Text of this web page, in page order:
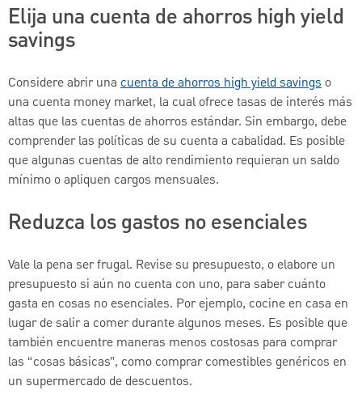
Elija una cuenta de ahorros high yield
savings
Considere abrir una cuenta de ahorros high yield savings o
una cuenta money market, la cual ofrece tasas de interés más
altas que las cuentas de ahorros estándar. Sin embargo, debe
comprender las políticas de su cuenta a cabalidad. Es posible
que algunas cuentas de alto rendimiento requieran un saldo
mínimo o apliquen cargos mensuales.
Reduzca los gastos no esenciales
Vale la pena ser frugal. Revise su presupuesto, o elabore un
presupuesto si aún no cuenta con uno, para saber cuánto
gasta en cosas no esenciales. Por ejemplo, cocine en casa en
lugar de salir a comer durante algunos meses. Es posible que
también encuentre maneras menos costosas para comprar
las “cosas básicas”, como comprar comestibles genéricos en
un supermercado de descuentos.